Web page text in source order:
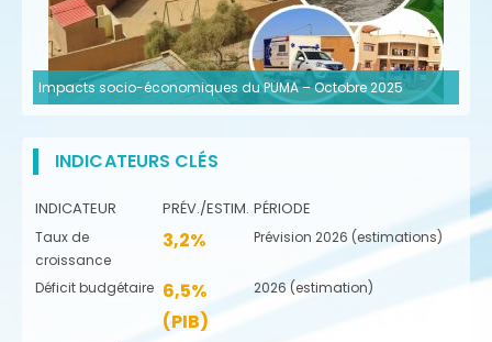
Impacts socio-économiques du PUMA – Octobre 2025
INDICATEURS CLÉS
INDICATEUR PRÉV./ESTIM. PÉRIODE
Taux de
croissance
3,2% Prévision 2026 (estimations)
Déficit budgétaire 6,5%
(PIB)
2026 (estimation)